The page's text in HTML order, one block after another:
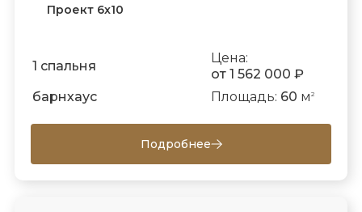
Проект 6х10
1 спальня
Цена:
от 1 562 000 ₽
барнхаус
Площадь: 60 м 2
Подробнее